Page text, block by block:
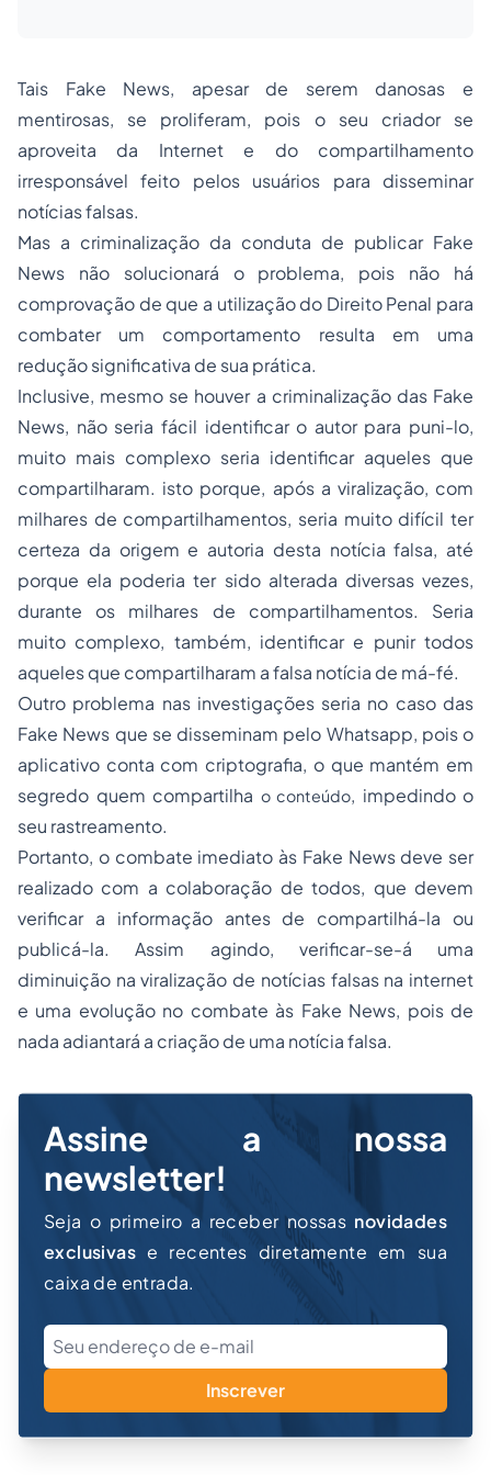
Tais Fake News, apesar de serem danosas e
mentirosas, se proliferam, pois o seu criador se
aproveita da Internet e do compartilhamento
irresponsável feito pelos usuários para disseminar
notícias falsas.
Mas a criminalização da conduta de publicar Fake
News não solucionará o problema, pois não há
comprovação de que a utilização do Direito Penal para
combater um comportamento resulta em uma
redução significativa de sua prática.
Inclusive, mesmo se houver a criminalização das Fake
News, não seria fácil identificar o autor para puni-lo,
muito mais complexo seria identificar aqueles que
compartilharam. isto porque, após a viralização, com
milhares de compartilhamentos, seria muito difícil ter
certeza da origem e autoria desta notícia falsa, até
porque ela poderia ter sido alterada diversas vezes,
durante os milhares de compartilhamentos. Seria
muito complexo, também, identificar e punir todos
aqueles que compartilharam a falsa notícia de má-fé.
Outro problema nas investigações seria no caso das
Fake News que se disseminam pelo Whatsapp, pois o
aplicativo conta com criptografia, o que mantém em
segredo quem compartilha o conteúdo, impedindo o
seu rastreamento.
Portanto, o combate imediato às Fake Newsdeve ser
realizado com a colaboração de todos, que devem
verificar a informação antes de compartilhá-la ou
publicá-la. Assim agindo, verificar-se-á uma
diminuição na viralização de notícias falsas na internet
e uma evolução no combate às Fake News, pois de
nada adiantará a criação de uma notícia falsa.
Assine a nossa
newsletter!
Seja o primeiro a receber nossas novidades
exclusivas e recentes diretamente em sua
caixa de entrada.
Inscrever